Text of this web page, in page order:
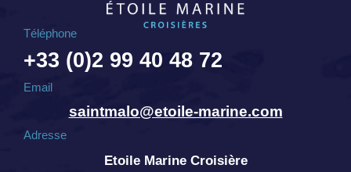
Téléphone
+33 (0)2 99 40 48 72
Email
saintmalo@etoile-marine.com
Adresse
Etoile Marine Croisière